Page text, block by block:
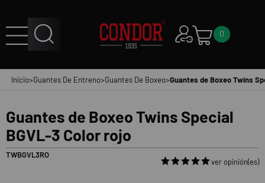
0
Inicio>Guantes De Entreno>Guantes De Boxeo>Guantes de Boxeo Twins
Guantes de Boxeo Twins Special
BGVL-3 Color rojo
TWBGVL3RO
ver opinión(es)